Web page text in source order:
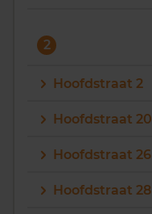
2
Hoofdstraat 2
Hoofdstraat 20
Hoofdstraat 26
Hoofdstraat 28